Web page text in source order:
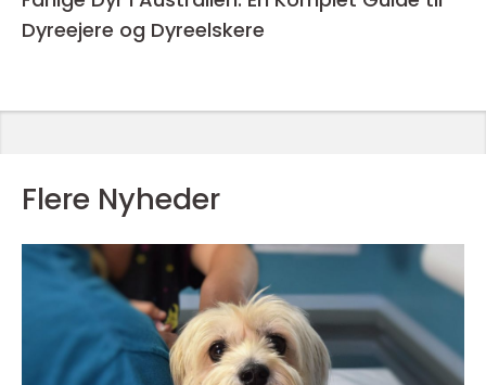
Dyreejere og Dyreelskere
Flere Nyheder